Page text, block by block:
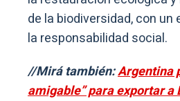
de la biodiversidad, con un
la responsabilidad social.
//Mirá también:Argentina
amigable” para exportar a